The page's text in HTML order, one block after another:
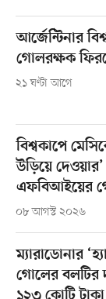
আর্জেন্টিনার
গোলরক্ষক
২১ ঘণ্টা আগে
বিশ্বকাপে
উড়িয়ে
এফবিআইয়ের
০৮ আগস্ট ২০২৬
ম্যারাডোনার
গোলের বলটির